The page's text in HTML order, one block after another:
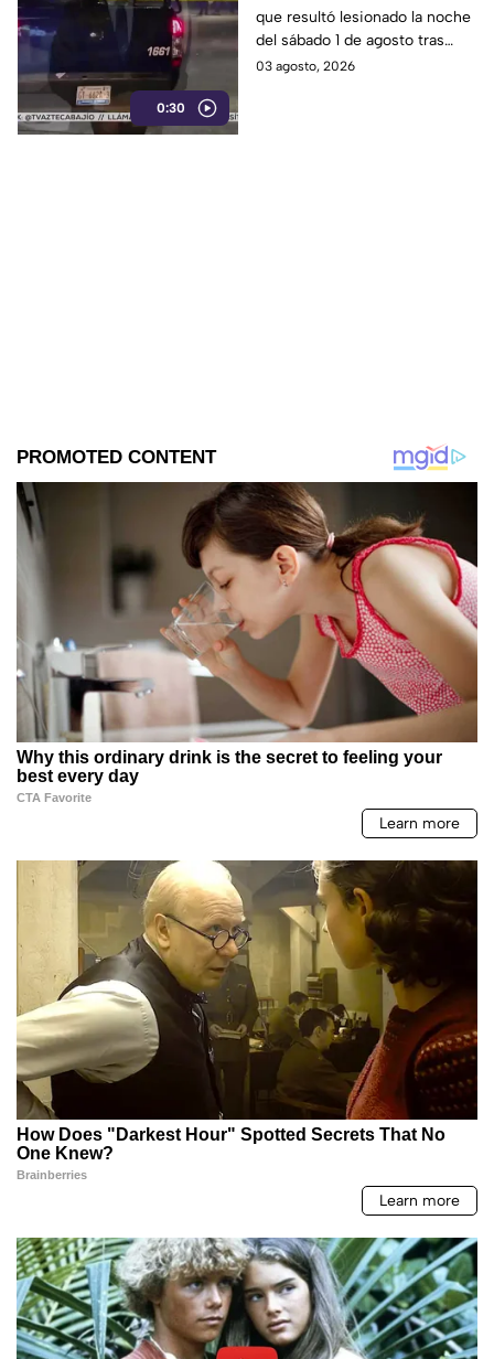
0:30
Constitución de
Apatzingán en Irapuato
que resultó lesionado la noche
del sábado 1 de agosto tras
registrarse detonaciones en la
03 agosto, 2026